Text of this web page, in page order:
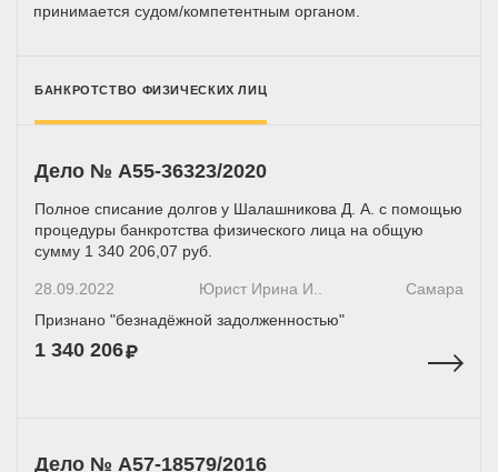
принимается судом/компетентным органом.
БАНКРОТСТВО ФИЗИЧЕСКИХ ЛИЦ
Дело № А55-36323/2020
Полное списание долгов у Шалашникова Д. А. с помощью
процедуры банкротства физического лица на общую
сумму 1 340 206,07 руб.
28.09.2022 Юрист Ирина И..
Самара
Признано "безнадёжной задолженностью"
1 340 206
Дело № A57-18579/2016